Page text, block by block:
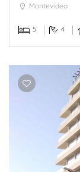
Montevideo
5 4